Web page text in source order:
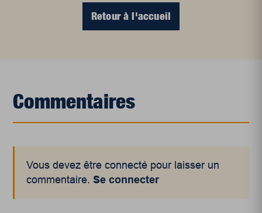
Retour à l'accueil
Commentaires
Vous devez être connecté pour laisser un
commentaire.Se connecter